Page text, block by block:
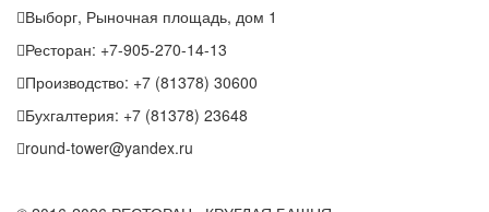
Выборг, Рыночная площадь, дом 1
Ресторан: +7-905-270-14-13
Производство: +7 (81378) 30600
Бухгалтерия: +7 (81378) 23648
round-tower@yandex.ru